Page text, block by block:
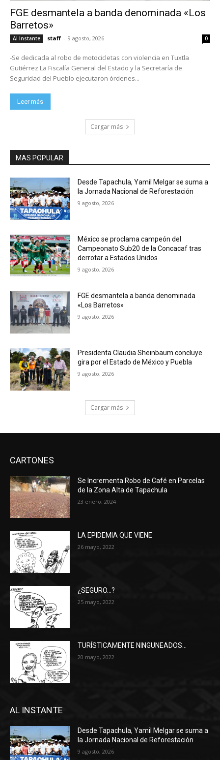
FGE desmantela a banda denominada «Los
Barretos»
Al Instante staff - 9 agosto, 2026 0
-Se dedicada al robo de motocicletas con violencia en Tuxtla
Gutiérrez La Fiscalía General del Estado y la Secretaría de
Seguridad del Pueblo ejecutaron órdenes...
Leer más
Cargar más
MAS POPULAR
Desde Tapachula, Yamil Melgar se suma a
la Jornada Nacional de Reforestación
9 agosto, 2026
México se proclama campeón del
Campeonato Sub20 de la Concacaf tras
derrotar a Estados Unidos
9 agosto, 2026
FGE desmantela a banda denominada
«Los Barretos»
9 agosto, 2026
Presidenta Claudia Sheinbaum concluye
gira por el Estado de México y Puebla
9 agosto, 2026
Cargar más
CARTONES
Se Incrementa Robo de Café en Parcelas
de la Zona Alta de Tapachula
23 enero, 2024
LA EPIDEMIA QUE VIENE
26 mayo, 2022
¿SEGURO…?
25 mayo, 2022
TURÍSTICAMENTE NINGUNEADOS…
20 mayo, 2022
AL INSTANTE
Desde Tapachula, Yamil Melgar se suma a
la Jornada Nacional de Reforestación
9 agosto, 2026